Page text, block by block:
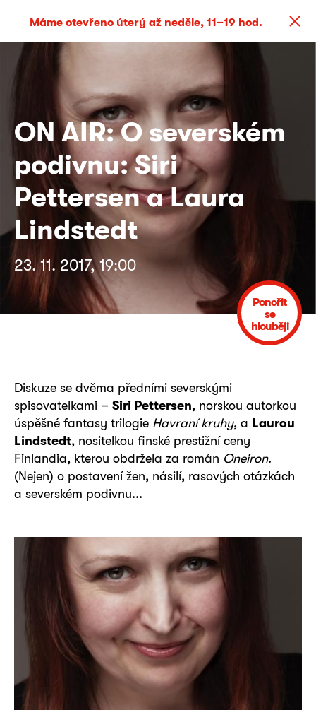
Máme otevřeno úterý až neděle, 11–19 hod.
ON AIR: O severském
podivnu: Siri
Pettersen a Laura
Lindstedt
23. 11. 2017, 19:00
Ponořit
se
hlouběji
Diskuze se dvěma předními severskými
spisovatelkami – Siri Pettersen, norskou autorkou
úspěšné fantasy trilogie Havraní kruhy, a Laurou
Lindstedt, nositelkou finské prestižní ceny
Finlandia, kterou obdržela za román Oneiron.
(Nejen) o postavení žen, násilí, rasových otázkách
a severském podivnu...